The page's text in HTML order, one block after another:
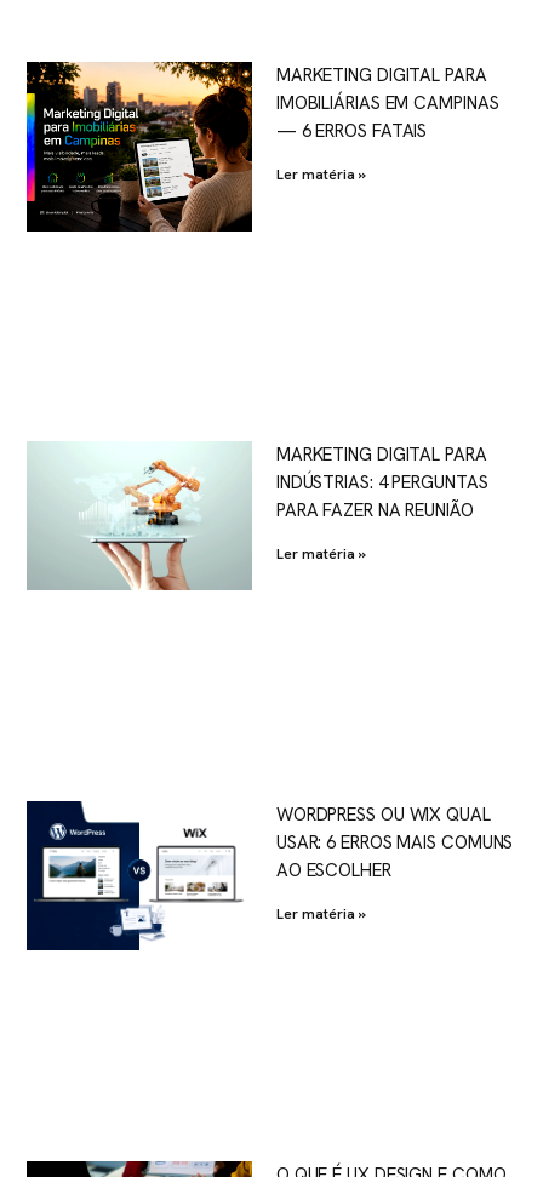
MARKETING DIGITAL PARA
IMOBILIÁRIAS EM CAMPINAS
— 6 ERROS FATAIS
Ler matéria »
MARKETING DIGITAL PARA
INDÚSTRIAS: 4 PERGUNTAS
PARA FAZER NA REUNIÃO
Ler matéria »
WORDPRESS OU WIX QUAL
USAR: 6 ERROS MAIS COMUNS
AO ESCOLHER
Ler matéria »